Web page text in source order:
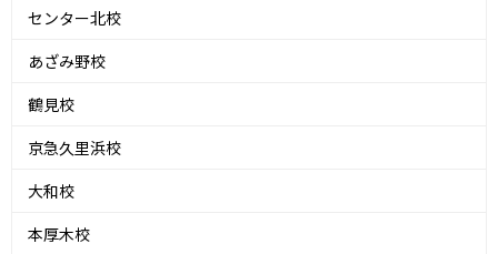
センター北校
あざみ野校
鶴見校
京急久里浜校
大和校
本厚木校